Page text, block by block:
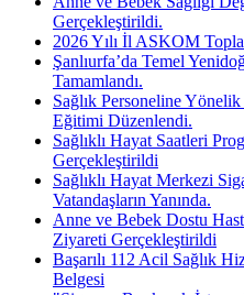
Gerçekleştirildi.
2026 Yılı İl ASKOM
Şanlıurfa’da Temel
Tamamlandı.
Sağlık Personeline
Eğitimi Düzenlendi.
Sağlıklı Hayat Saatleri
Gerçekleştirildi
Sağlıklı Hayat Merkezi
Vatandaşların Yanında.
Anne ve Bebek Dostu
Ziyareti Gerçekleştirildi
Başarılı 112 Acil Sağlık
Belgesi